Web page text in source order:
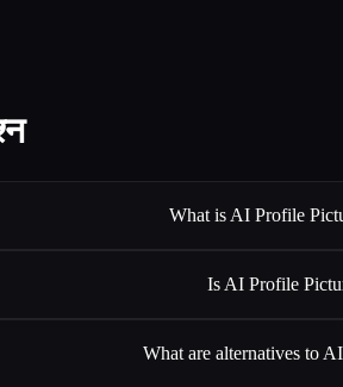
What is AI Profile
Is AI Profile
What are alternatives to